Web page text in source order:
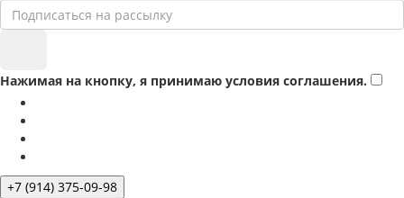
Нажимая на кнопку, я принимаю условия соглашения.
+7 (914) 375-09-98